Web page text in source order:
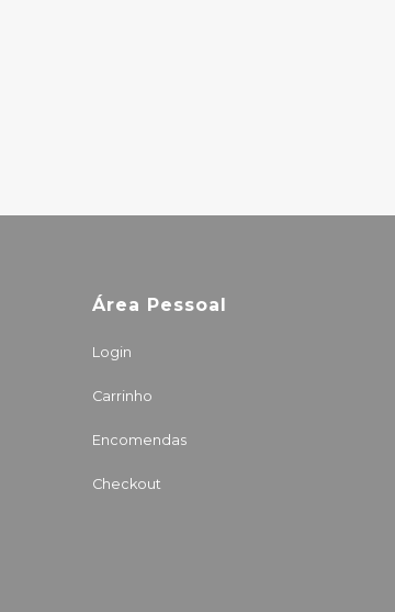
Área Pessoal
Login
Carrinho
Encomendas
Checkout